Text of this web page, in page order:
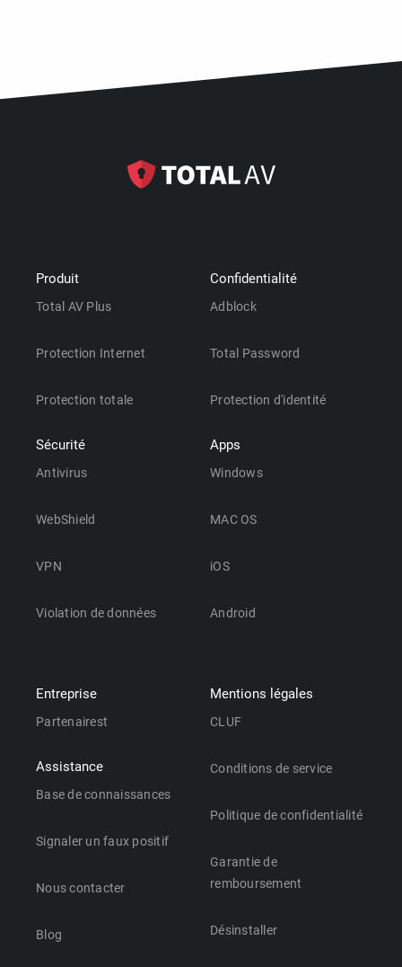
Produit
Total AV Plus
Protection Internet
Protection totale
Sécurité
Antivirus
WebShield
VPN
Violation de données
Confidentialité
Adblock
Total Password
Protection d'identité
Apps
Windows
MAC OS
iOS
Android
Entreprise
Partenairest
Assistance
Base de connaissances
Signaler un faux positif
Nous contacter
Blog
Mentions légales
CLUF
Conditions de service
Politique de confidentialité
Garantie de
remboursement
Désinstaller